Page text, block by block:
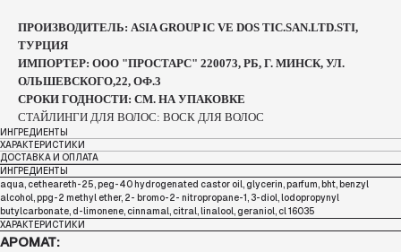
ПРОИЗВОДИТЕЛЬ: ASIA GROUP IC VE DOS TIC.SAN.LTD.STI,
ТУРЦИЯ
ИМПОРТЕР: ООО "ПРОСТАРС" 220073, РБ, Г. МИНСК, УЛ.
ОЛЬШЕВСКОГО,22, ОФ.3
СРОКИ ГОДНОСТИ: СМ. НА УПАКОВКЕ
СТАЙЛИНГИ ДЛЯ ВОЛОС: ВОСК ДЛЯ ВОЛОС
ИНГРЕДИЕНТЫ
ХАРАКТЕРИСТИКИ
ДОСТАВКА И ОПЛАТА
ИНГРЕДИЕНТЫ
aqua, cetheareth-25, peg-40 hydrogenated castor oil, glycerin, parfum, bht, benzyl
alcohol, ppg-2 methyl ether, 2- bromo-2- nitropropane-1, 3-diol, lodopropynyl
butylcarbonate, d-limonene, cinnamal, citral, linalool, geraniol, cl 16035
ХАРАКТЕРИСТИКИ
АРОМАТ: